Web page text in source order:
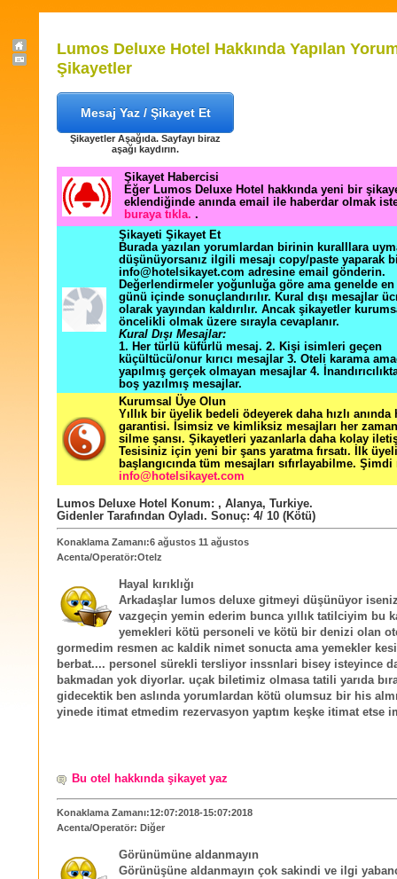
Lumos Deluxe Hotel Hakkında Yapılan
Şikayetler
Mesaj Yaz / Şikayet Et
Şikayetler Aşağıda. Sayfayı biraz
aşağı kaydırın.
Şikayet Habercisi
Eğer Lumos Deluxe Hotel hakkında yeni bir
eklendiğinde anında email ile haberdar olmak
buraya tıkla. .
Şikayeti Şikayet Et
Burada yazılan yorumlardan birinin kuralllara
düşünüyorsanız ilgili mesajı copy/paste yaparak
info@hotelsikayet.com adresine email gönderin.
Değerlendirmeler yoğunluğa göre ama genelde
günü içinde sonuçlandırılır. Kural dışı mesajlar
olarak yayından kaldırılır. Ancak şikayetler
öncelikli olmak üzere sırayla cevaplanır.
Kural Dışı Mesajlar:
1. Her türlü küfürlü mesaj. 2. Kişi isimleri geçen
küçültücü/onur kırıcı mesajlar 3. Oteli karama
yapılmış gerçek olmayan mesajlar 4.
boş yazılmış mesajlar.
Kurumsal Üye Olun
Yıllık bir üyelik bedeli ödeyerek daha hızlı
garantisi. İsimsiz ve kimliksiz mesajları her zaman
silme şansı. Şikayetleri yazanlarla daha kolay
Tesisiniz için yeni bir şans yaratma fırsatı. İlk
başlangıcında tüm mesajları sıfırlayabilme. Şimdi
info@hotelsikayet.com
Lumos Deluxe Hotel Konum: , Alanya, Turkiye.
Gidenler Tarafından Oyladı. Sonuç: 4/ 10 (Kötü)
Konaklama Zamanı:6 ağustos 11 ağustos
Acenta/Operatör:Otelz
Hayal kırıklığı
Arkadaşlar lumos deluxe gitmeyi düşünüyor
vazgeçin yemin ederim bunca yıllık tatilciyim bu
yemekleri kötü personeli ve kötü bir denizi olan
gormedim resmen ac kaldik nimet sonucta ama yemekler
berbat.... personel sürekli tersliyor inssnlari bisey isteyince
bakmadan yok diyorlar. uçak biletimiz olmasa tatili yarıda
gidecektik ben aslında yorumlardan kötü olumsuz bir his
yinede itimat etmedim rezervasyon yaptım keşke itimat etse
Bu otel hakkında şikayet yaz
Konaklama Zamanı:12:07:2018-15:07:2018
Acenta/Operatör: Diğer
Görünümüne aldanmayın
Görünüşüne aldanmayın çok sakindi ve ilgi